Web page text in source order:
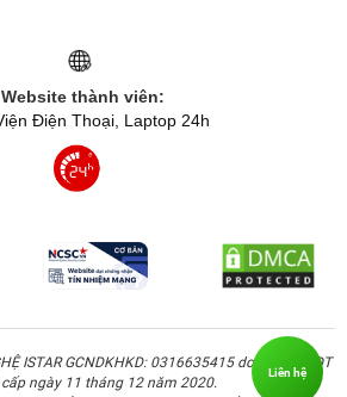
Website thành viên:
Điện Thoại, Laptop 24h
ISTAR GCNDKHKD: 0316635415 do Sở KH & ĐT
cấp ngày 11 tháng 12 năm 2020.
Liên hệ